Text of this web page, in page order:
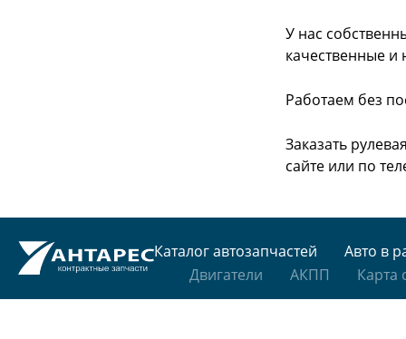
У нас
качественные и
Работаем без
Заказать
сайте или по
Каталог автозапчастей
Авто в
Двигатели
АКПП Карта